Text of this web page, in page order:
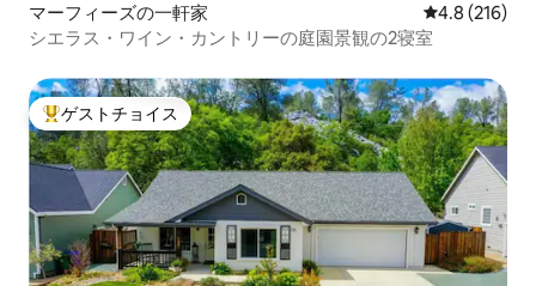
マーフィーズの一軒家 レビュー216
4.8 (216)
シエラス・ワイン・カントリーの庭園景観の2寝室
大好評のゲストチョイスです。
ゲストチョイス